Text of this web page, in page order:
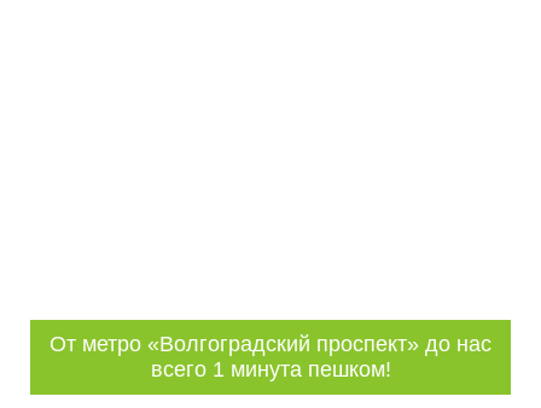
От метро «Волгоградский проспект» до нас
всего 1 минута пешком!